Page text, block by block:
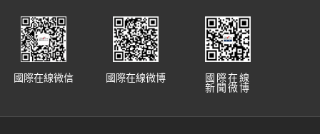
國際在線
新聞微博
國際在線微博
國際在線微信